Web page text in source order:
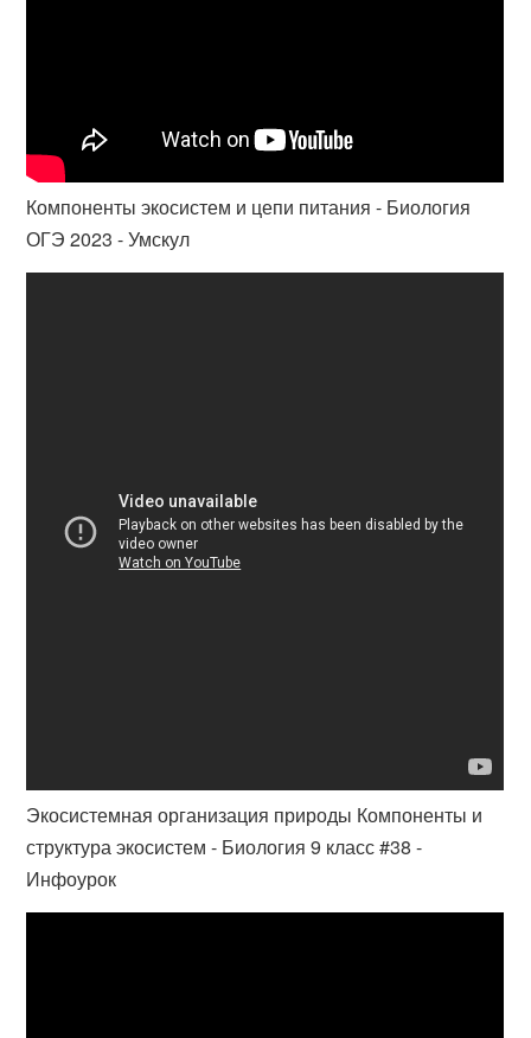
Компоненты экосистем и цепи питания - Биология
ОГЭ 2023 - Умскул
Экосистемная организация природы Компоненты и
структура экосистем - Биология 9 класс #38 -
Инфоурок